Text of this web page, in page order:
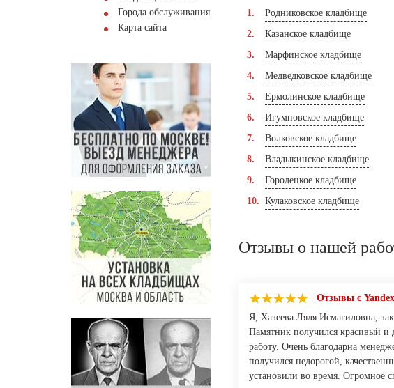
Города обслуживания
Карта сайта
Родниковское кладбище
Казанское кладбище
Марфинское кладбище
Медведковское кладбище
Ермолинское кладбище
Игумновское кладбище
Волковское кладбище
Владыкинское кладбище
Городецкое кладбище
Кулаковское кладбище
Отзывы о нашей
Отзывы с Yandex
Я, Хазеева Ляля Исмагиловна,
Памятник получился красивый и
работу. Очень благодарна
получился недорогой,
установили во время. Огромное